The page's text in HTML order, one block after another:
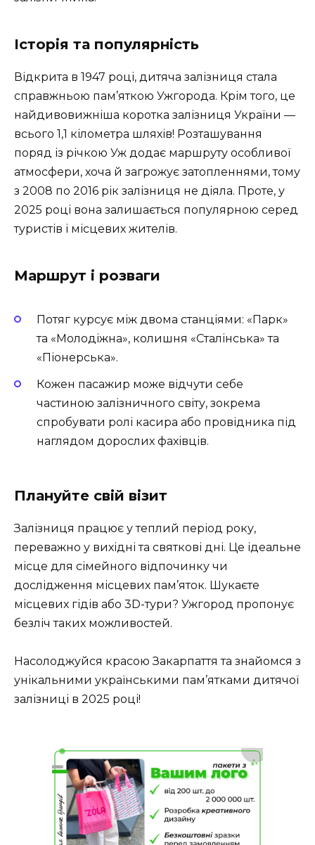
Історія та популярність
Відкрита в 1947 році, дитяча залізниця стала
справжньою пам’яткою Ужгорода. Крім того, це
найдивовижніша коротка залізниця України —
всього 1,1 кілометра шляхів! Розташування
поряд із річкою Уж додає маршруту особливої
атмосфери, хоча й загрожує затопленнями, тому
з 2008 по 2016 рік залізниця не діяла. Проте, у
2025 році вона залишається популярною серед
туристів і місцевих жителів.
Маршрут і розваги
Потяг курсує між двома станціями: «Парк»
та «Молодіжна», колишня «Сталінська» та
«Піонерська».
Кожен пасажир може відчути себе
частиною залізничного світу, зокрема
спробувати ролі касира або провідника під
наглядом дорослих фахівців.
Плануйте свій візит
Залізниця працює у теплий період року,
переважно у вихідні та святкові дні. Це ідеальне
місце для сімейного відпочинку чи
дослідження місцевих пам’яток. Шукаєте
місцевих гідів або 3D-тури? Ужгород пропонує
безліч таких можливостей.
Насолоджуйся красою Закарпаття та знайомся з
унікальними українськими пам’ятками дитячої
залізниці в 2025 році!